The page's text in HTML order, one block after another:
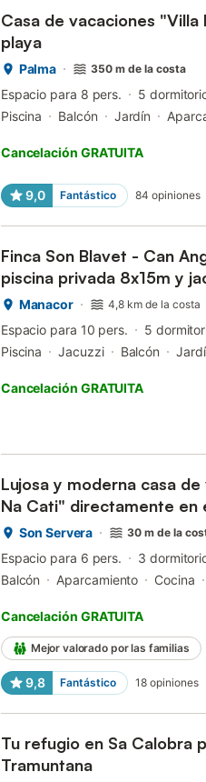
Casa de vacaciones "Villa
playa
Palma 350 m de la costa
Espacio para 8 pers. 5
Piscina
Balcón Jardín
Cancelación GRATUITA
9,0 Fantástico 84 opiniones
Finca Son Blavet - Can
piscina privada 8x15m y
parc...
Manacor 4,8 km de la costa
Espacio para 10 pers. 5
Piscina
Jacuzzi Balcón
Cancelación GRATUITA
Lujosa y moderna casa
Na Cati" directamente en
Son Servera 30 m de la
Espacio para 6 pers. 3
Balcón
Aparcamiento Cocina
Cancelación GRATUITA
Mejor valorado por las familias
9,8 Fantástico 18 opiniones
Tu refugio en Sa Calobra
Tramuntana